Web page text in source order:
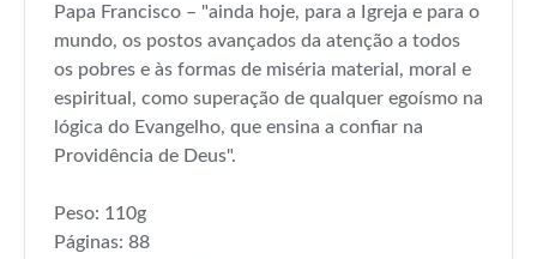
Papa Francisco – "ainda hoje, para a Igreja e para o
mundo, os postos avançados da atenção a todos
os pobres e às formas de miséria material, moral e
espiritual, como superação de qualquer egoísmo na
lógica do Evangelho, que ensina a confiar na
Providência de Deus".
Peso: 110g
Páginas: 88